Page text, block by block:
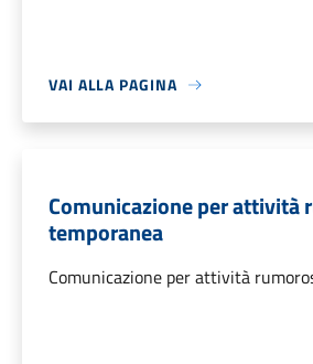
VAI ALLA PAGINA
Comunicazione per attività
temporanea
Comunicazione per attività